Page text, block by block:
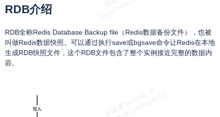
RDB介绍
RDB全称Redis Database Backup file（Redis数据备份文件），也被
叫做Redis数据快照。可以通过执行save或bgsave命令让Redis在本地
生成RDB快照文件，这个RDB文件包含了整个实例接近完整的数据内
容。